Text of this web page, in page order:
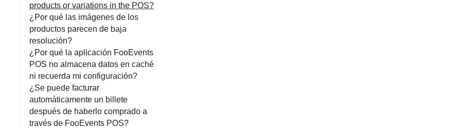
products or variations in the POS?
¿Por qué las imágenes de los
productos parecen de baja
resolución?
¿Por qué la aplicación FooEvents
POS no almacena datos en caché
ni recuerda mi configuración?
¿Se puede facturar
automáticamente un billete
después de haberlo comprado a
través de FooEvents POS?